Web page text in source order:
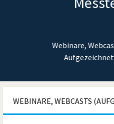
Webinare,
WEBINARE, WEBCASTS